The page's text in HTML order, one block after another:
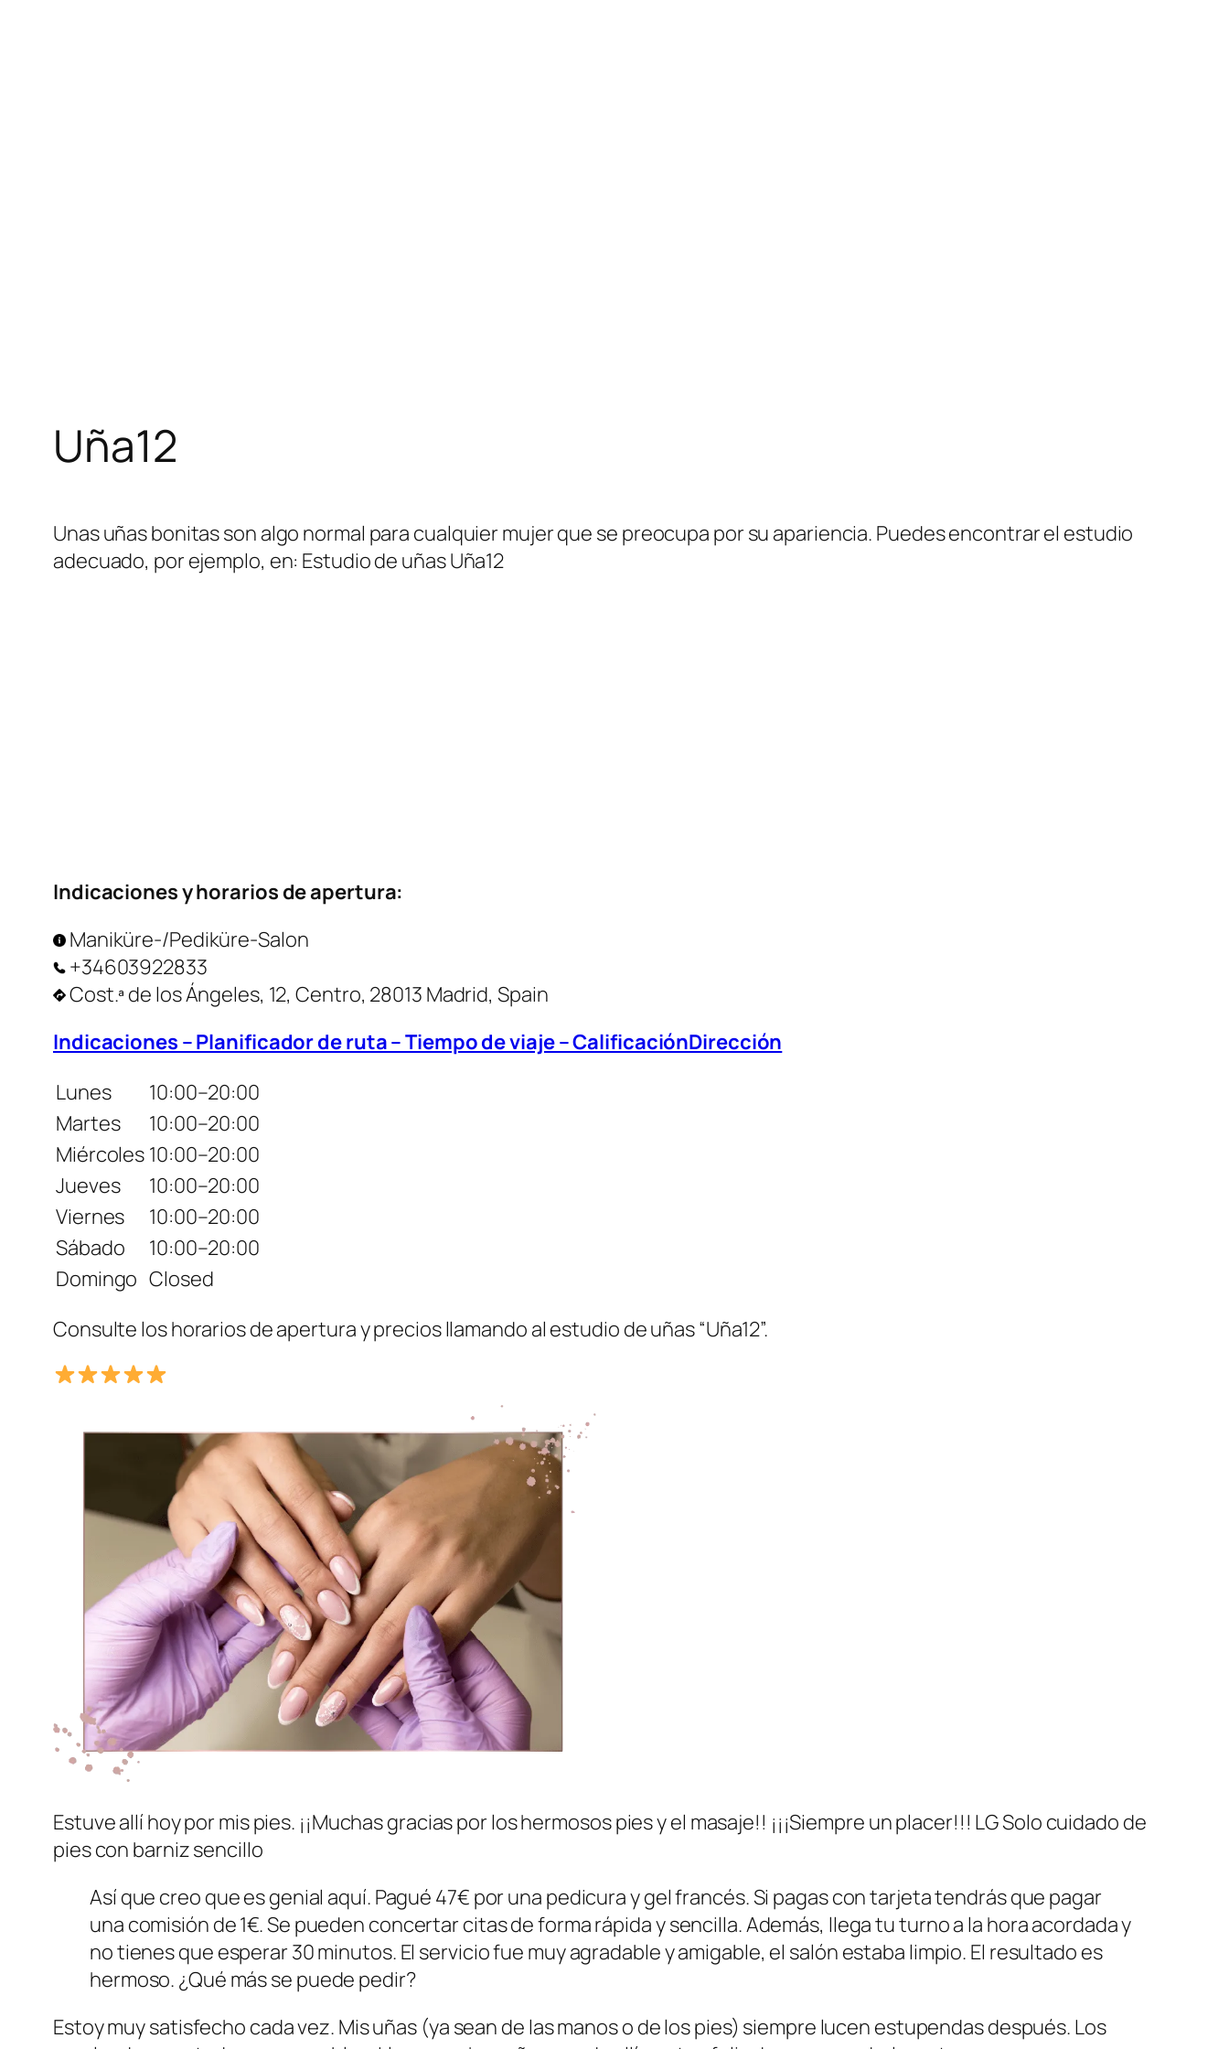
Uña12
Unas uñas bonitas son algo normal para cualquier mujer que se preocupa por su apariencia. Puedes encontrar el estudio
adecuado, por ejemplo, en: Estudio de uñas Uña12
Indicaciones y horarios de apertura:
Maniküre-/Pediküre-Salon
+34603922833
Cost.ª de los Ángeles, 12, Centro, 28013 Madrid, Spain
Indicaciones – Planificador de ruta – Tiempo de viaje – CalificaciónDirección
Lunes
10:00–20:00
Martes
10:00–20:00
Miércoles 10:00–20:00
Jueves
10:00–20:00
Viernes
10:00–20:00
Sábado
10:00–20:00
Domingo Closed
Consulte los horarios de apertura y precios llamando al estudio de uñas “Uña12”.
Estuve allí hoy por mis pies. ¡¡Muchas gracias por los hermosos pies y el masaje!! ¡¡¡Siempre un placer!!! LG Solo cuidado de
pies con barniz sencillo
Así que creo que es genial aquí. Pagué 47€ por una pedicura y gel francés. Si pagas con tarjeta tendrás que pagar
una comisión de 1€. Se pueden concertar citas de forma rápida y sencilla. Además, llega tu turno a la hora acordada y
no tienes que esperar 30 minutos. El servicio fue muy agradable y amigable, el salón estaba limpio. El resultado es
hermoso. ¿Qué más se puede pedir?
Estoy muy satisfecho cada vez. Mis uñas (ya sean de las manos o de los pies) siempre lucen estupendas después. Los